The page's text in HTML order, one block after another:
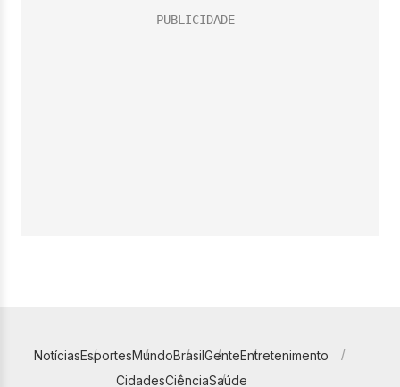
NotíciasEsportesMundoBrasilGenteEntretenimento
CidadesCiênciaSaúde